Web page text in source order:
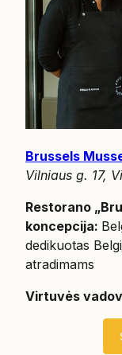
Brussels
Vilniaus g. 17,
Restorano
koncepcija:
dedikuotas
atradimams
Virtuvės